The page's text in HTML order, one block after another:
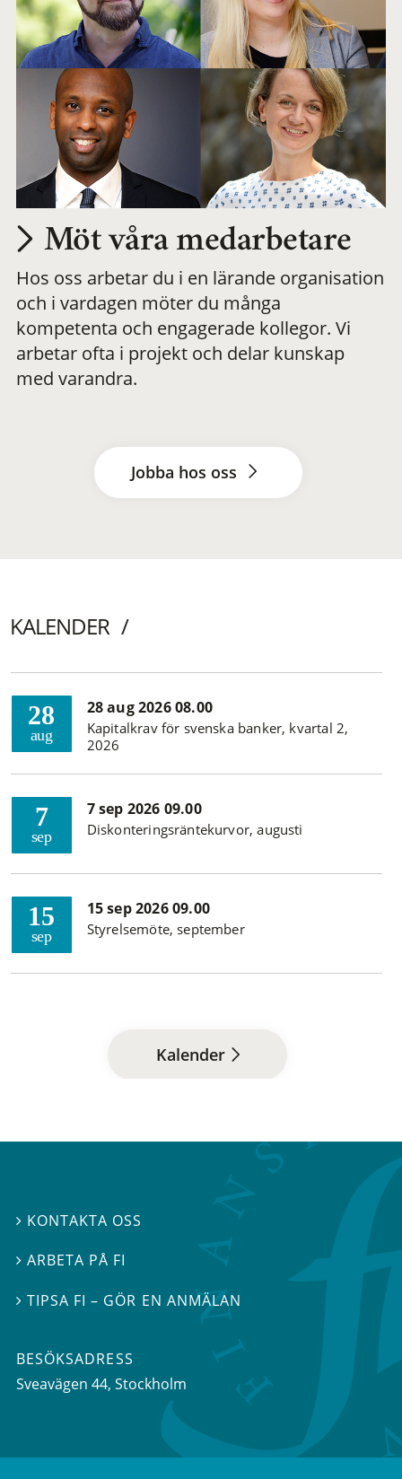
Möt våra medarbetare
Hos oss arbetar du i en lärande organisation
och i vardagen möter du många
kompetenta och engagerade kollegor. Vi
arbetar ofta i projekt och delar kunskap
med varandra.
Jobba hos oss
KALENDER
28
aug
28 aug 2026 08.00
Kapitalkrav för svenska banker, kvartal 2,
2026
7
sep
7 sep 2026 09.00
Diskonteringsräntekurvor, augusti
15
sep
15 sep 2026 09.00
Styrelsemöte, september
Kalender
 KONTAKTA OSS
ARBETA PÅ FI
TIPSA FI – GÖR EN ANMÄLAN
BESÖKSADRESS
Sveavägen 44, Stockholm